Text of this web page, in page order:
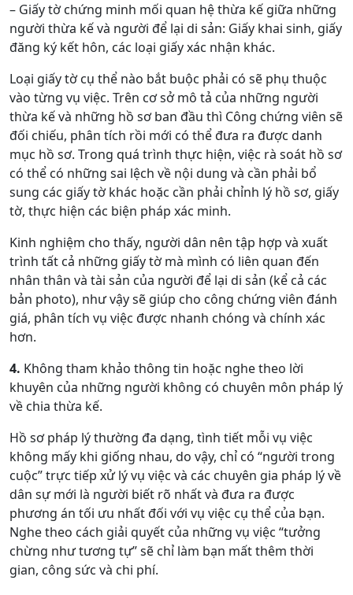
– Giấy tờ chứng minh mối quan hệ thừa kế giữa những
người thừa kế và người để lại di sản: Giấy khai sinh, giấy
đăng ký kết hôn, các loại giấy xác nhận khác.
Loại giấy tờ cụ thể nào bắt buộc phải có sẽ phụ thuộc
vào từng vụ việc. Trên cơ sở mô tả của những người
thừa kế và những hồ sơ ban đầu thì Công chứng viên sẽ
đối chiếu, phân tích rồi mới có thể đưa ra được danh
mục hồ sơ. Trong quá trình thực hiện, việc rà soát hồ sơ
có thể có những sai lệch về nội dung và cần phải bổ
sung các giấy tờ khác hoặc cần phải chỉnh lý hồ sơ, giấy
tờ, thực hiện các biện pháp xác minh.
Kinh nghiệm cho thấy, người dân nên tập hợp và xuất
trình tất cả những giấy tờ mà mình có liên quan đến
nhân thân và tài sản của người để lại di sản (kể cả các
bản photo), như vậy sẽ giúp cho công chứng viên đánh
giá, phân tích vụ việc được nhanh chóng và chính xác
hơn.
4. Không tham khảo thông tin hoặc nghe theo lời
khuyên của những người không có chuyên môn pháp lý
về chia thừa kế.
Hồ sơ pháp lý thường đa dạng, tình tiết mỗi vụ việc
không mấy khi giống nhau, do vậy, chỉ có “người trong
cuộc” trực tiếp xử lý vụ việc và các chuyên gia pháp lý về
dân sự mới là người biết rõ nhất và đưa ra được
phương án tối ưu nhất đối với vụ việc cụ thể của bạn.
Nghe theo cách giải quyết của những vụ việc “tưởng
chừng như tương tự” sẽ chỉ làm bạn mất thêm thời
gian, công sức và chi phí.